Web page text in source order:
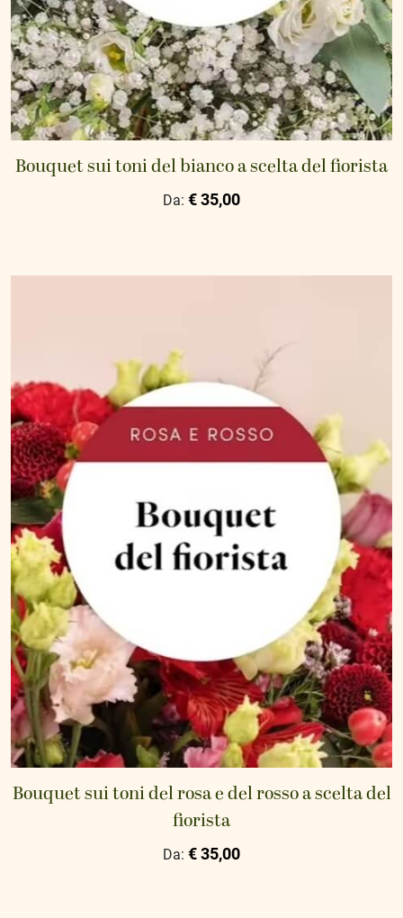
Bouquet sui toni del bianco a scelta del fiorista
Da: € 35,00
Bouquet sui toni del rosa e del rosso a scelta del
fiorista
Da: € 35,00